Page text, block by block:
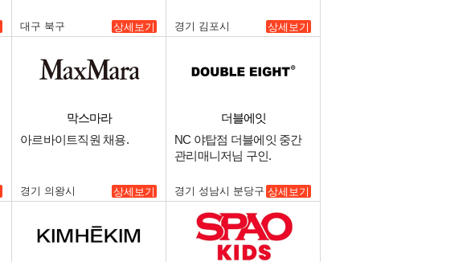
대구 북구 상세보기 경기 김포시 상세보기
막스마라
아르바이트직원 채용.
경기 의왕시 상세보기
더블에잇
NC 야탑점 더블에잇 중간
관리매니저님 구인.
경기 성남시 분당구 상세보기